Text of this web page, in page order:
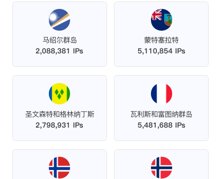
马绍尔群岛
2,088,381 IPs
蒙特塞拉特
5,110,854 IPs
圣文森特和格林纳丁斯
2,798,931 IPs
瓦利斯和富图纳群岛
5,481,688 IPs